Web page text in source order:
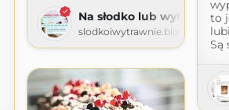
Na słodko lub wytrawnie
slodkoiwytrawnie.blogspot.com
to
Są